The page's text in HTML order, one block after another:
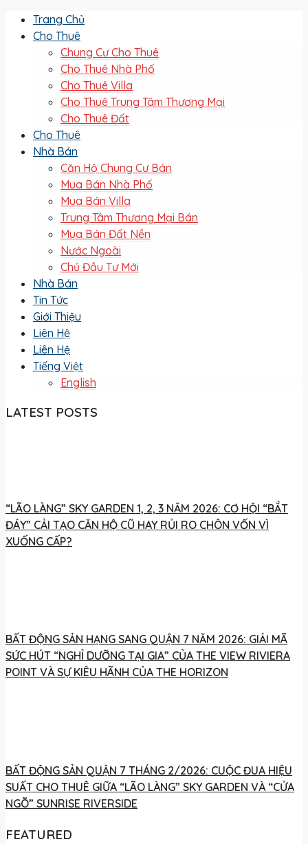
Trang Chủ
Cho Thuê
Chung Cư Cho Thuê
Cho Thuê Nhà Phố
Cho Thuê Villa
Cho Thuê Trung Tâm Thương Mại
Cho Thuê Đất
Cho Thuê
Nhà Bán
Căn Hộ Chung Cư Bán
Mua Bán Nhà Phố
Mua Bán Villa
Trung Tâm Thương Mại Bán
Mua Bán Đất Nền
Nước Ngoài
Chủ Đầu Tư Mới
Nhà Bán
Tin Tức
Giới Thiệu
Liên Hệ
Liên Hệ
Tiếng Việt
English
LATEST POSTS
“LÃO LÀNG” SKY GARDEN 1, 2, 3 NĂM 2026: CƠ HỘI “BẮT
ĐÁY” CẢI TẠO CĂN HỘ CŨ HAY RỦI RO CHÔN VỐN VÌ
XUỐNG CẤP?
BẤT ĐỘNG SẢN HẠNG SANG QUẬN 7 NĂM 2026: GIẢI MÃ
SỨC HÚT “NGHỈ DƯỠNG TẠI GIA” CỦA THE VIEW RIVIERA
POINT VÀ SỰ KIÊU HÃNH CỦA THE HORIZON
BẤT ĐỘNG SẢN QUẬN 7 THÁNG 2/2026: CUỘC ĐUA HIỆU
SUẤT CHO THUÊ GIỮA “LÃO LÀNG” SKY GARDEN VÀ “CỬA
NGÕ” SUNRISE RIVERSIDE
FEATURED